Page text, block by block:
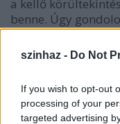
szinhaz - Do Not
If you wish to opt-out
processing of your
targeted advertising
a kellő
benne. Úgy
későbbiekben
szerkezetet
elkövettem egy
meggyőződésem,
érveléstől külön